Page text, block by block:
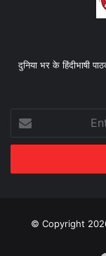
दुनिया भर के हिंदीभाषी
your
Email
© Copyright